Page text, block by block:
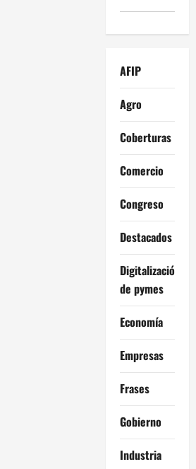
AFIP
Agro
Coberturas
Comercio
Congreso
Destacados
Digitalización
de pymes
Economía
Empresas
Frases
Gobierno
Industria